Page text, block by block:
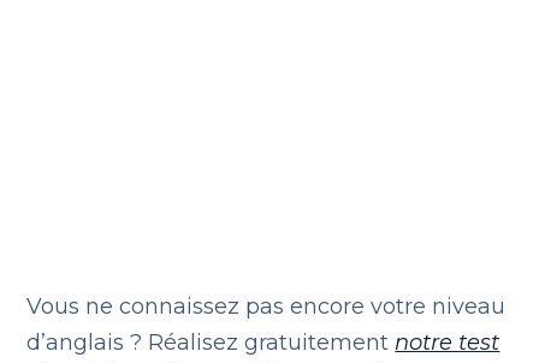
Vous ne connaissez pas encore votre niveau
d’anglais ? Réalisez gratuitement notre test